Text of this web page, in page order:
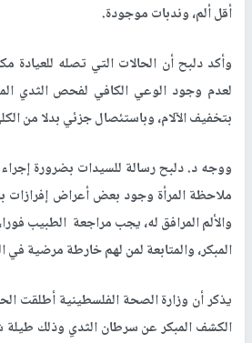
أقل ألم، وندبات موجودة.
وأكد دلبح أن الحالات التي تصله
لعدم وجود الوعي الكافي لفحص الثدي
بتخفيف الآلام، وباستئصال جزئي بدلا من
ووجه د. دلبح رسالة للسيدات بضرورة
ملاحظة المرأة وجود بعض أعراض إفرازات
والألم المرافق له، يجب مراجعة الطبيب
المبكر، والمتابعة لمن لهم خارطة مرضية في
يذكر أن وزارة الصحة الفلسطينية أطلقت
الكشف المبكر عن سرطان الثدي وذلك طيلة